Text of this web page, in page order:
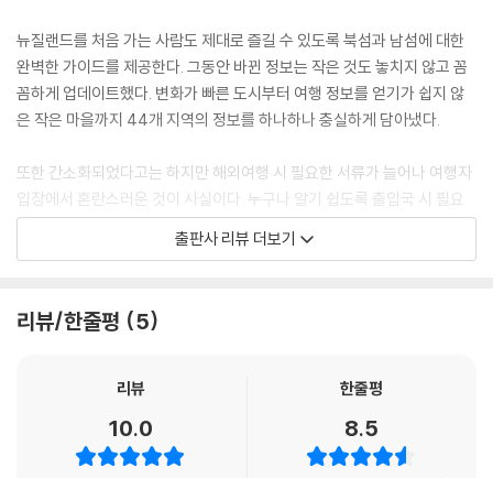
REAL GUIDE_동화같은 마을, 티라우
로토루아
REAL GUIDE_액티비티의 천국 로토루아!
타우포
루아페후(통가리로 국립공원)
웰링턴
REAL GUIDE_페리로 북섬과 남섬 이동하기
REAL GUIDE_투어로 마스터하는 수도, 웰링턴
PART 04 진짜 뉴질랜드를 만나는 시간_남섬
REAL GUIDE_카이코우라에서 만나는 고래 & 돌고래 이야기
뉴질랜드를 처음 가는 사람도 제대로 즐길 수 있도록 북섬과 남섬에 대한
완벽한 가이드를 제공한다. 그동안 바뀐 정보는 작은 것도 놓치지 않고 꼼
꼼하게 업데이트했다. 변화가 빠른 도시부터 여행 정보를 얻기가 쉽지 않
은 작은 마을까지 44개 지역의 정보를 하나하나 충실하게 담아냈다.
또한 간소화되었다고는 하지만 해외여행 시 필요한 서류가 늘어나 여행자
입장에서 혼란스러운 것이 사실이다. 누구나 알기 쉽도록 출입국 시 필요
한 준비 사항을 알려주고, 저마다 여행 시점이 다른 만큼 가장 정확한 정보
를 신속하게 알 수 있는 사이트까지 정리했다.
핑카 여행의 성지로 이미 유명하며, 합리적인 가격에 이용할 수 있는 캠핑
번지점프 등 액티비티까지 다양하다. 이뿐만이 아니다. 뉴질랜드 원주민인
마오리족의 문화 체험과 키위나 노란눈펭귄과 같은 희귀 동물과의 만남을
출판사 리뷰 더보기
리뷰/한줄평 5
리뷰
10.0
한줄평
8.5